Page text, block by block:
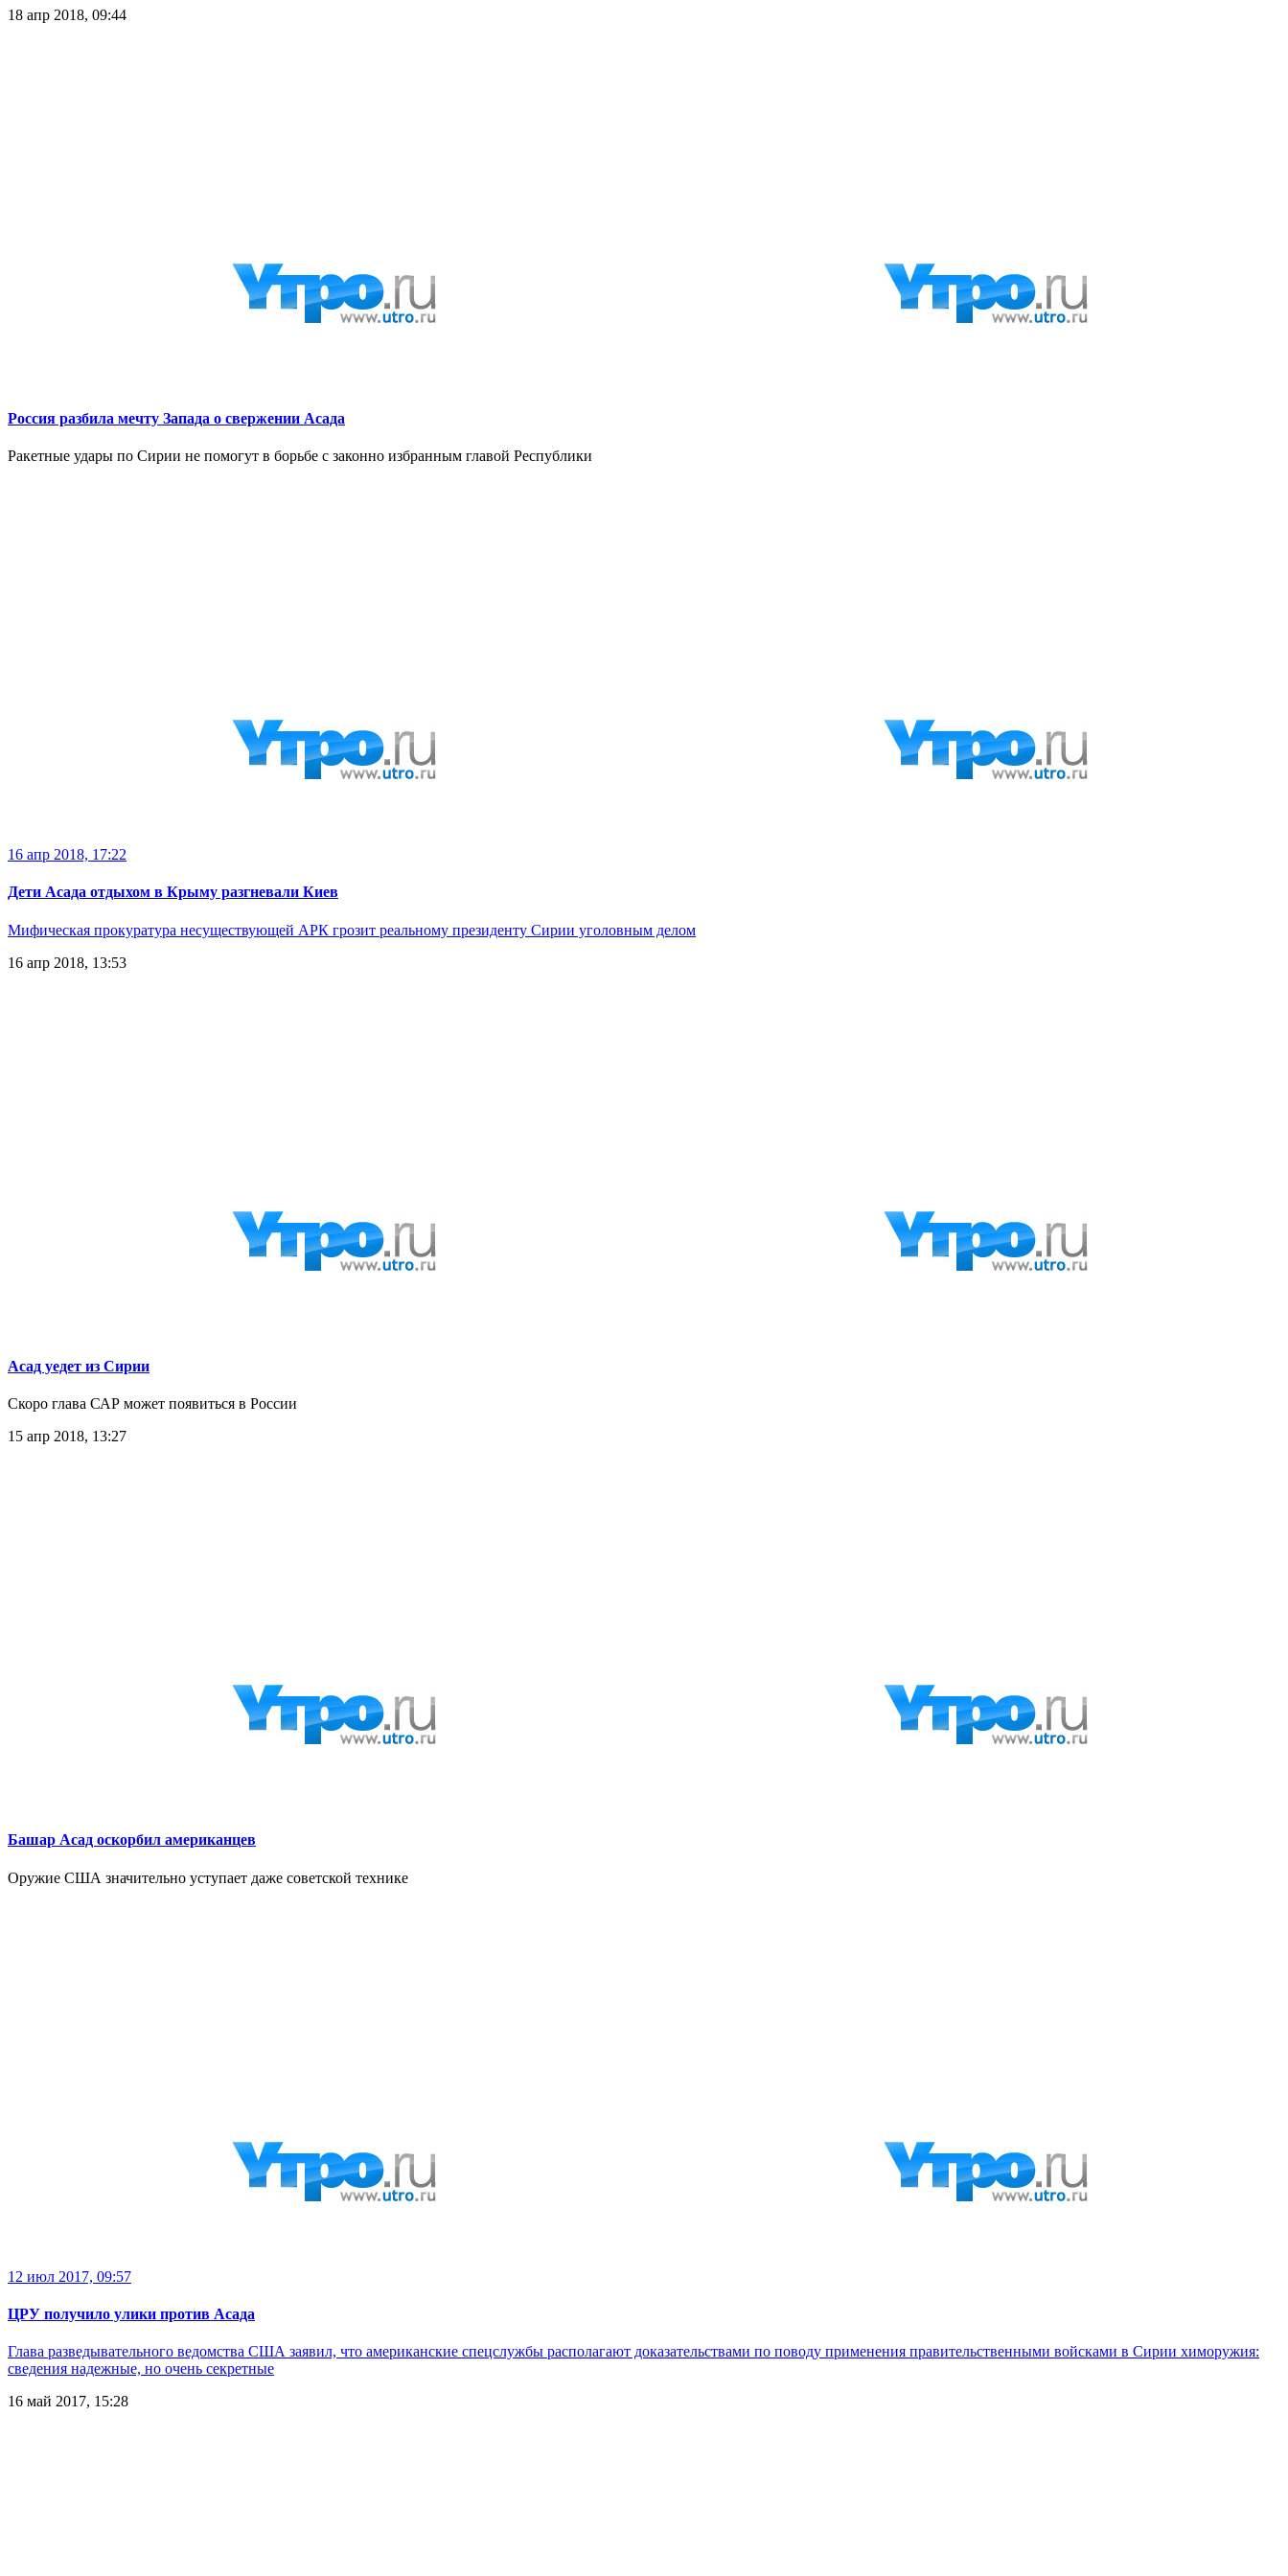
18 апр 2018, 09:44
Россия разбила мечту Запада о свержении Асада
Ракетные удары по Сирии не помогут в борьбе с законно избранным главой Республики
16 апр 2018, 17:22
Дети Асада отдыхом в Крыму разгневали Киев
Мифическая прокуратура несуществующей АРК грозит реальному президенту Сирии уголовным делом
16 апр 2018, 13:53
Асад уедет из Сирии
Скоро глава САР может появиться в России
15 апр 2018, 13:27
Башар Асад оскорбил американцев
Оружие США значительно уступает даже советской технике
12 июл 2017, 09:57
ЦРУ получило улики против Асада
Глава разведывательного ведомства США заявил, что американские спецслужбы располагают доказательствами по поводу применения правительственными войсками в Сирии химоружия:
сведения надежные, но очень секретные
16 май 2017, 15:28